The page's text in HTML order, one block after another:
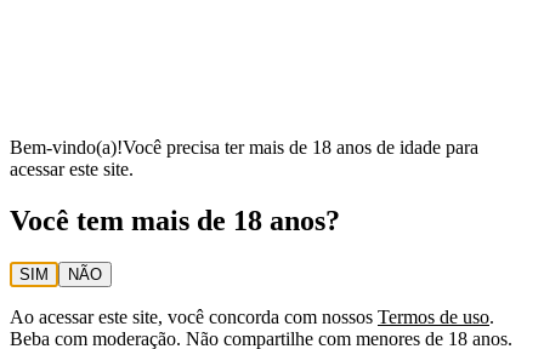
Bem-vindo(a)!Você precisa ter mais de 18 anos de idade para
acessar este site.
Você tem mais de 18 anos?
SIM NÃO
Ao acessar este site, você concorda com nossos Termos de uso.
Beba com moderação. Não compartilhe com menores de 18 anos.